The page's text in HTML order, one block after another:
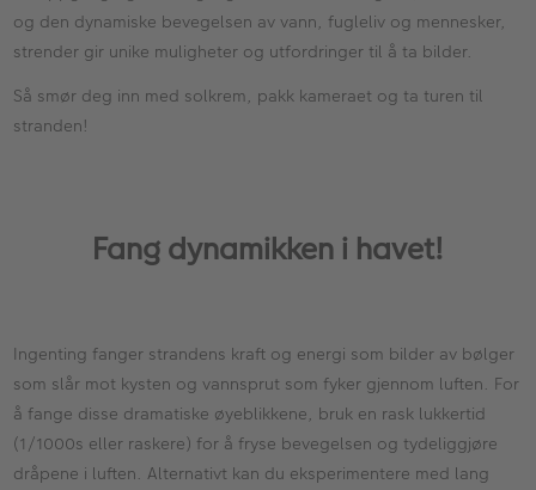
og den dynamiske bevegelsen av vann, fugleliv og mennesker,
strender gir unike muligheter og utfordringer til å ta bilder.
Så smør deg inn med solkrem, pakk kameraet og ta turen til
stranden!
Fang dynamikken i havet!
Ingenting fanger strandens kraft og energi som bilder av bølger
som slår mot kysten og vannsprut som fyker gjennom luften. For
å fange disse dramatiske øyeblikkene, bruk en rask lukkertid
(1/1000s eller raskere) for å fryse bevegelsen og tydeliggjøre
dråpene i luften. Alternativt kan du eksperimentere med lang